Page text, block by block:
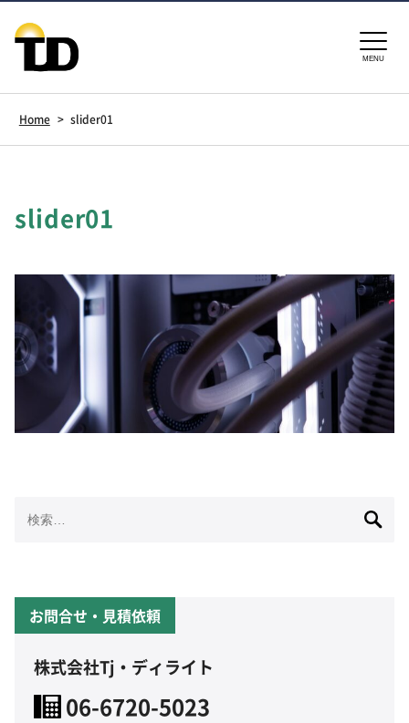
MENU
Home > slider01
slider01
索:
お問合せ・見積依頼
株式会社Tj・ディライト
06-6720-5023